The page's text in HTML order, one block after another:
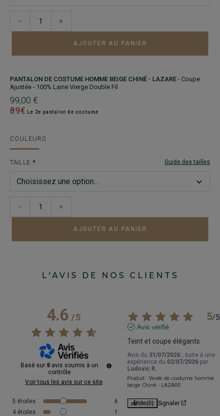
− +
AJOUTER AU PANIER
PANTALON DE COSTUME HOMME BEIGE CHINÉ - LAZARE - Coupe
Ajustée - 100% Laine Vierge Double Fil
99,00 €
89€
Le 2e pantalon de costume
COULEURS
TAILLE Guide des tailles
− +
AJOUTER AU PANIER
L'AVIS DE NOS CLIENTS
4.6/5
Basé sur 8 avis soumis à un
contrôle
Voir tous les avis sur ce site
5 étoiles
6
4 étoiles 1
5/5
Avis vérifié
Teint et coupe élégants
Avis du 31/07/2026
, suite à une
expérience du 02/07/2026 par
Ludovic R.
Produit : Veste de costume homme
beige Chiné - LAZARE
Utile(0) Signaler